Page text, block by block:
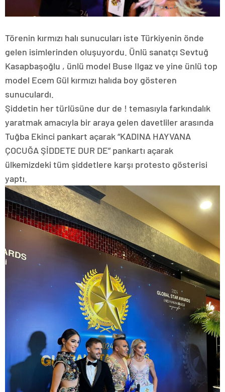
Törenin kırmızı halı sunucuları iste Türkiyenin önde
gelen isimlerinden oluşuyordu. Ünlü sanatçı Sevtuğ
Kasapbaşoğlu , ünlü model Buse Ilgaz ve yine ünlü top
model Ecem Gül kırmızı halıda boy gösteren
sunuculardı.
Şiddetin her türlüsüne dur de ! temasıyla farkındalık
yaratmak amacıyla bir araya gelen davetliler arasında
Tuğba Ekinci pankart açarak “KADINA HAYVANA
ÇOCUĞA ŞİDDETE DUR DE” pankartı açarak
ülkemizdeki tüm şiddetlere karşı protesto gösterisi
yaptı.